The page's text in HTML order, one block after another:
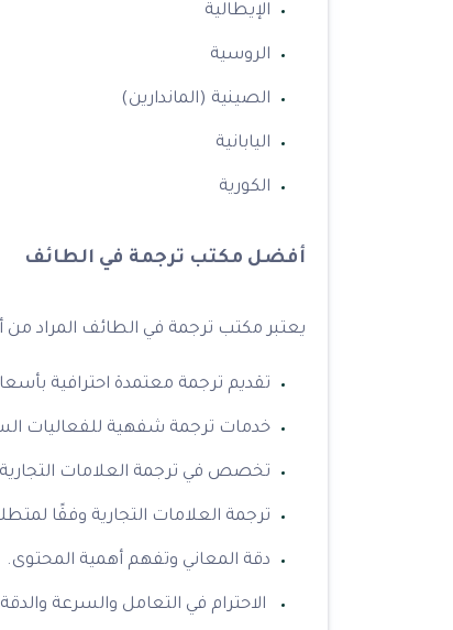
الإيطالية
الروسية
الصينية (الماندارين)
اليابانية
الكورية
أفضل مكتب ترجمة في الطائف
يعتبر مكتب ترجمة في الطائف المراد من
تقديم ترجمة معتمدة احترافية
خدمات ترجمة شفهية للفعاليات
تخصص في ترجمة العلامات التجارية
ترجمة العلامات التجارية وفقًا
دقة المعاني وتفهم أهمية المحتوى.
الاحترام في التعامل والسرعة والدقة